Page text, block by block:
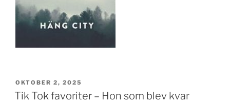
PUBLICERAT
OKTOBER 2, 2025
Tik Tok favoriter – Hon som blev kvar